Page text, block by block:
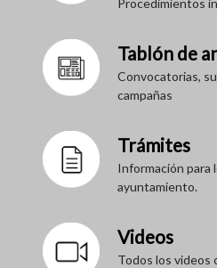
Tablón de
Convocatorias,
campañas
Trámites
Información para
ayuntamiento.
Videos
Todos los videos